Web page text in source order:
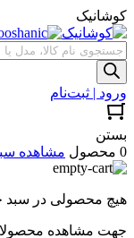
کوشانیک
جستجوی
محصولات
ورود | ثبت‌نام
بستن
0 محصول
مشاهده
هیچ محصولی در سبد
جهت مشاهده